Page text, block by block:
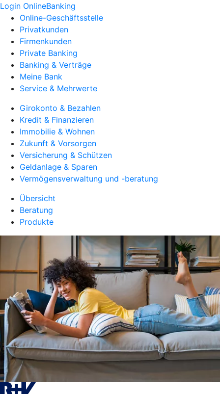
Login OnlineBanking
Online-Geschäftsstelle
Privatkunden
Firmenkunden
Private Banking
Banking & Verträge
Meine Bank
Service & Mehrwerte
Girokonto & Bezahlen
Kredit & Finanzieren
Immobilie & Wohnen
Zukunft & Vorsorgen
Versicherung & Schützen
Geldanlage & Sparen
Vermögensverwaltung und -beratung
Übersicht
Beratung
Produkte